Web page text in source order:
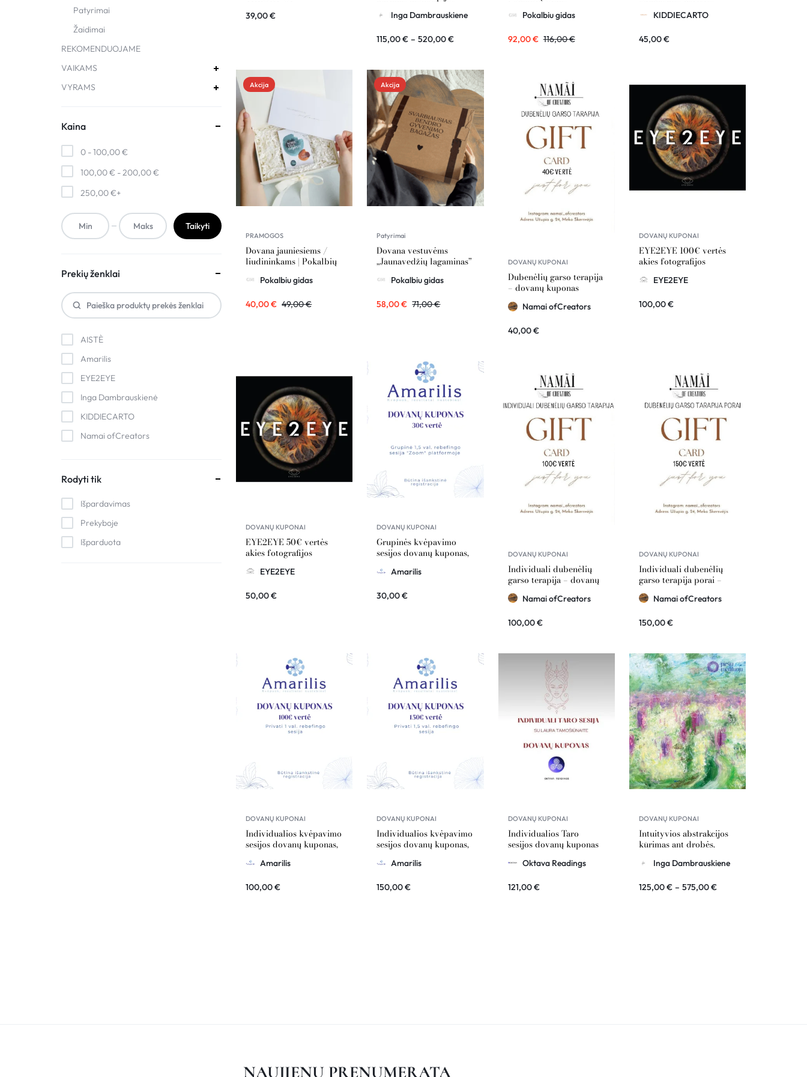
39,00€
kuponas
Inga Dambrauskiene
115,00€ – 520,00€
Pokalbiu gidas
116,00€
92,00€
KIDDIECARTO
45,00€
Akcija
PRAMOGOS
Dovana jauniesiems /
liudininkams | Pokalbių
Pokalbiu gidas
49,00€
40,00€
Akcija
Patyrimai
Dovana vestuvėms
„Jaunavedžių lagaminas”
Pokalbiu gidas
71,00€
58,00€
DOVANŲ KUPONAI
Dubenėlių garso terapija
– dovanų kuponas
Namai ofCreators 40€
vertėNamai ofCreators
40,00€
DOVANŲ KUPONAI
EYE2EYE 100€ vertės
akies fotografijos
EYE2EYE
100,00€
DOVANŲ KUPONAI
EYE2EYE 50€ vertės
akies fotografijos
EYE2EYE
50,00€
DOVANŲ KUPONAI
Grupinės kvėpavimo
sesijos dovanų kuponas,
Amarilis
30,00€
DOVANŲ KUPONAI
Individuali dubenėlių
garso terapija – dovanų
kuponas Namai
ofCreators 100€ vertė
Namai ofCreators
100,00€
DOVANŲ KUPONAI
Individuali dubenėlių
garso terapija porai –
dovanų kuponas Namai
ofCreators 150€ vertė
Namai ofCreators
150,00€
DOVANŲ KUPONAI
Individualios kvėpavimo
sesijos dovanų kuponas,
Amarilis
100,00€
DOVANŲ KUPONAI
Individualios kvėpavimo
sesijos dovanų kuponas,
Amarilis
150,00€
DOVANŲ KUPONAI
Individualios Taro
sesijos dovanų kuponas
Oktava Readings
121,00€
DOVANŲ KUPONAI
Intuityvios abstrakcijos
kūrimas ant drobės.
istorija – dovanų
Inga Dambrauskiene
125,00€ – 575,00€
Patyrimai
Žaidimai
REKOMENDUOJAME
VAIKAMS
VYRAMS
Kaina
0 -100,00€
100,00€ -200,00€
250,00€+
Taikyti
Prekių ženklai
AISTÈ
Amarilis
EYE2EYE
Inga Dambrauskienė
KIDDIECARTO
Namai ofCreators
Oktava Readings
Rodyti tik
Išpardavimas
Prekyboje
Išparduota
NAUJIENŲ PRENUMERATA